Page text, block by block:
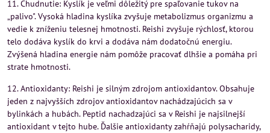
11. Chudnutie: Kyslík je veľmi dôležitý pre spaľovanie tukov na
„palivo". Vysoká hladina kyslíka zvyšuje metabolizmus organizmu a
vedie k zníženiu telesnej hmotnosti. Reishi zvyšuje rýchlosť, ktorou
telo dodáva kyslík do krvi a dodáva nám dodatočnú energiu.
Zvýšená hladina energie nám pomôže pracovať dlhšie a pomáha pri
strate hmotnosti.
12. Antioxidanty: Reishi je silným zdrojom antioxidantov. Obsahuje
jeden z najvyšších zdrojov antioxidantov nachádzajúcich sa v
bylinkách a hubách. Peptid nachadzajúci sa v Reishi je najsilnejší
antioxidant v tejto hube. Ďalšie antioxidanty zahŕňajú polysacharidy,